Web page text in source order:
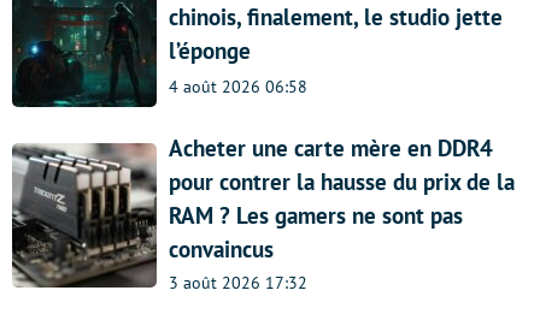
chinois, finalement, le studio jette
l’éponge
4 août 2026 06:58
Acheter une carte mère en DDR4
pour contrer la hausse du prix de la
RAM ? Les gamers ne sont pas
convaincus
3 août 2026 17:32